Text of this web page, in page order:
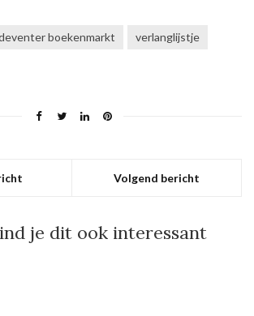
boekenmarkt
verlanglijstje
Volgend bericht
je dit ook interessant